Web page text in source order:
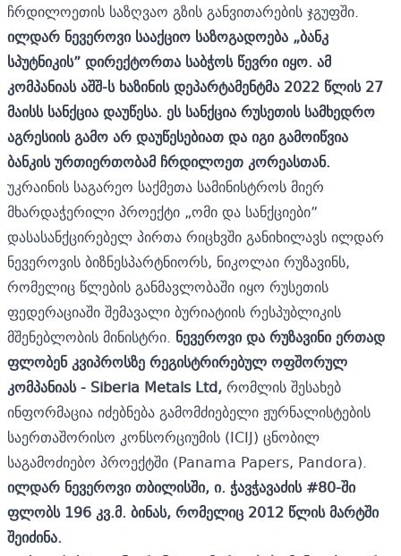
ჩრდილოეთის საზღვაო გზის განვითარების ჯგუფში.
ილდარ ნევეროვი სააქციო საზოგადოება „ბანკ
სპუტნიკის”დირექტორთა საბჭოს წევრიიყო. ამ
კომპანიასაშშ-ს ხაზინისდეპარტამენტმა 2022 წლის27
მაისს სანქციადაუწესა. ეს სანქციარუსეთისსამხედრო
აგრესიისგამოარდაუწესებიათდაიგიგამოიწვია
ბანკისურთიერთობამ ჩრდილოეთკორეასთან.
უკრაინის საგარეო საქმეთა სამინისტროს მიერ
მხარდაჭერილი პროექტი „ომი და სანქციები”
დასასანქცირებელ პირთა რიცხვში განიხილავს ილდარ
ნევეროვის ბიზნესპარტნიორს, ნიკოლაი რუზავინს,
რომელიც წლების განმავლობაში იყო რუსეთის
ფედერაციაში შემავალი ბურიატიის რესპუბლიკის
მშენებლობის მინისტრი. ნევეროვიდარუზავინიერთად
ფლობენკვიპროსზერეგისტრირებულოფშორულ
კომპანიას- Siberia Metals Ltd,რომლის შესახებ
ინფორმაცია იძებნება გამომძიებელი ჟურნალისტების
საერთაშორისო კონსორციუმის (ICIJ) ცნობილ
საგამოძიებო პროექტში (Panama Papers, Pandora).
ილდარ ნევეროვითბილისში,ი. ჭავჭავაძის#80-ში
ფლობს196კვ.მ. ბინას,რომელიც 2012 წლისმარტში
შეიძინა.